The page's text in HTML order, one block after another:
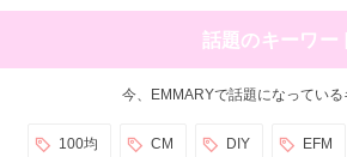
話題のキーワー
今、EMMARYで話題になっている
100均 CM DIY EFM